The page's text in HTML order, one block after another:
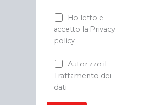
Ho letto e
accetto la Privacy
policy
Autorizzo il
Trattamento dei
dati